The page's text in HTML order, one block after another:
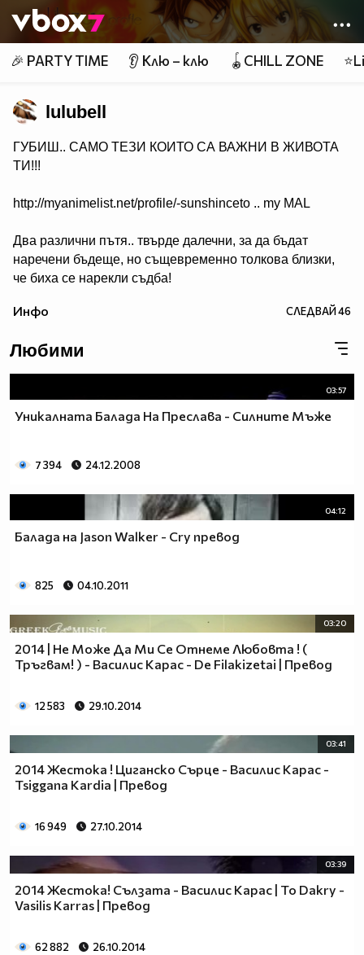
👾
🎉 PARTY TIME 👂 Клю – клю 🪀CHILL ZONE
lulubell
ГУБИШ.. САМО ТЕЗИ КОИТО СА ВАЖНИ В ЖИВОТА
ТИ!!!
http://myanimelist.net/profile/-sunshinceto .. my MAL
Два различни пътя.. твърде далечни, за да бъдат
наречени бъдеще, но същевременно толкова близки,
че биха се нарекли съдба!
Инфо СЛЕДВАЙ46
Любими
03:57
Уникалната Балада На Преслава - Силните Мъже
7 394 24.12.2008
04:12
Балада на Jason Walker - Cry превод
825 04.10.2011
03:20
2014 | Не Може Да Ми Се Отнеме Любовта ! (
Тръгвам! ) - Василис Карас - De Filakizetai | Превод
12 583 29.10.2014
03:41
2014 Жестока ! Циганско Сърце - Василис Карас -
Tsiggana Kardia | Превод
16 949 27.10.2014
03:39
2014 Жестока! Сълзата - Василис Карас | To Dakry -
Vasilis Karras | Превод
62 882 26.10.2014